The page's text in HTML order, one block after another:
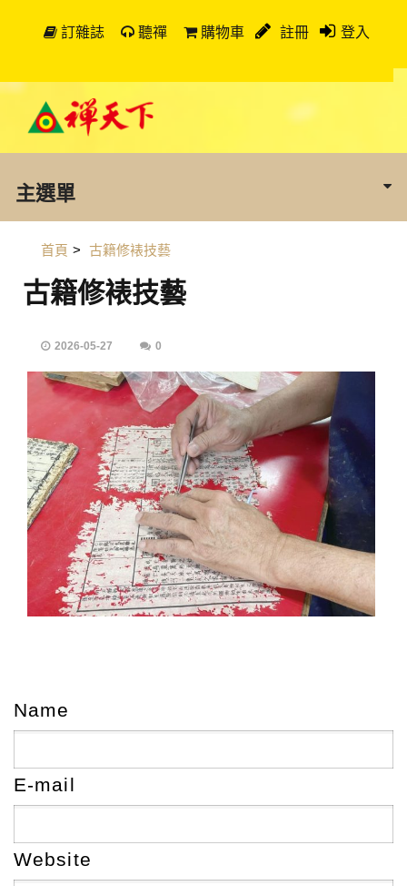
訂雜誌 聽禪 購物車 註冊 登入
主選單
首頁 > 古籍修裱技藝
古籍修裱技藝
2026-05-27 0
Name
E-mail
Website